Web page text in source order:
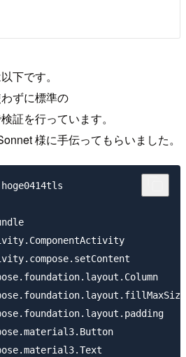
下です。
ずに標準の
証を行っています。
様に手伝ってもらいました。